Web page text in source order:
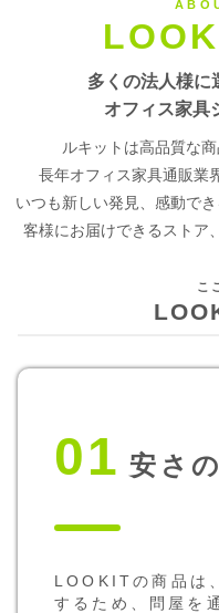
多くの法人様に
オフィス家具
ルキットは高品質な
長年オフィス家具通販業
いつも新しい発見、感動で
客様にお届けできるストア
01 安さ
LOOKITの商品は
するため、問屋を